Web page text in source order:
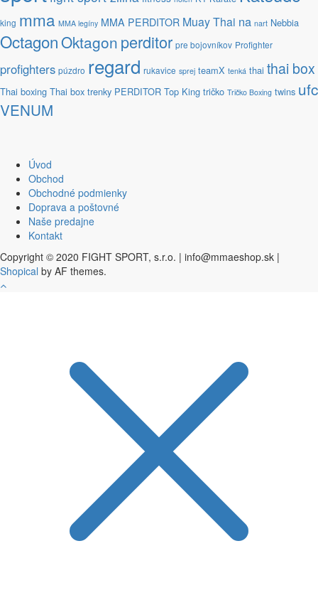
king mma MMA legíny MMA PERDITOR Muay Thai na nart Nebbia
OctagonOktagon perditor pre bojovníkov Profighter
profighters púzdro regard rukavice sprej teamX tenká thai thai box
Thai boxing Thai box trenky PERDITOR Top King tričko Tričko Boxing twins ufc
VENUM
Úvod
Obchod
Obchodné podmienky
Doprava a poštovné
Naše predajne
Kontakt
Copyright © 2020 FIGHT SPORT, s.r.o. | info@mmaeshop.sk |
Shopical by AF themes.